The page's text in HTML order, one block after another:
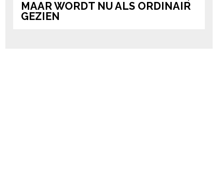
MAAR WORDT NU ALS ORDINAIR
GEZIEN